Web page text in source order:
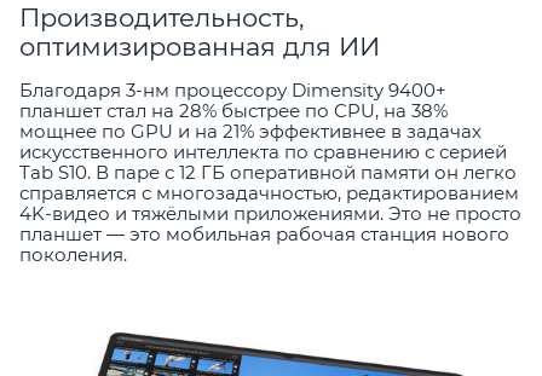
Производительность,
оптимизированная для ИИ
Благодаря 3-нм процессору Dimensity 9400+
планшет стал на 28% быстрее по CPU, на 38%
мощнее по GPU и на 21% эффективнее в задачах
искусственного интеллекта по сравнению с серией
Tab S10. В паре с 12 ГБ оперативной памяти он легко
справляется с многозадачностью, редактированием
4K-видео и тяжёлыми приложениями. Это не просто
планшет — это мобильная рабочая станция нового
поколения.